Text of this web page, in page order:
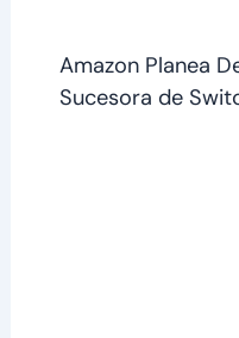
Amazon Planea
Sucesora de